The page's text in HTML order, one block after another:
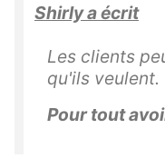
Shirly a écrit
Les clients
qu'ils veulent.
Pour tout